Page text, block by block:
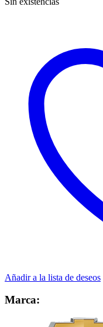
Añadir a la lista de deseos
Marca: